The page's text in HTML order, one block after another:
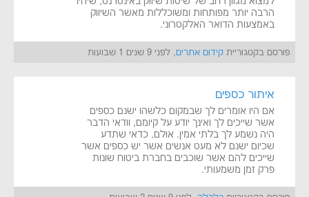
הרבה יותר מפותחות ומשוכללות מאשר השיווק
באמצעות הדואר האלקטרוני.
פורסם בקטגוריית קידום אתרים, לפני 9 שנים 1 שבועות
איתור כספים
אם היו אומרים לך שבמקום כלשהו ישנם כספים
אשר שייכים לך ואינך יודע על קיומם, וודאי הדבר
היה נשמע לך בלתי אמין. אולם, כדאי שתדע
שכיום ישנם לא מעט אנשים אשר יש כספים אשר
שייכים להם אשר שוכבים בחברת ביטוח שונות
פרק זמן משמעותי.